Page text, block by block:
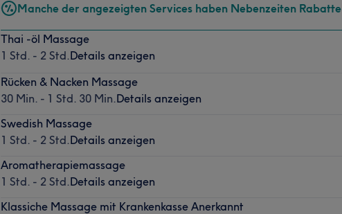
Manche der angezeigten Services haben Nebenzeiten Rabatte
Thai -öl Massage
1 Std. - 2 Std.Details anzeigen
Rücken & Nacken Massage
30 Min. - 1 Std. 30 Min.Details anzeigen
Swedish Massage
1 Std. - 2 Std.Details anzeigen
Aromatherapiemassage
1 Std. - 2 Std.Details anzeigen
Klassiche Massage mit Krankenkasse Anerkannt